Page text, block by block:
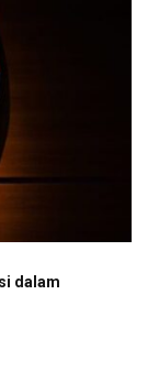
dalam